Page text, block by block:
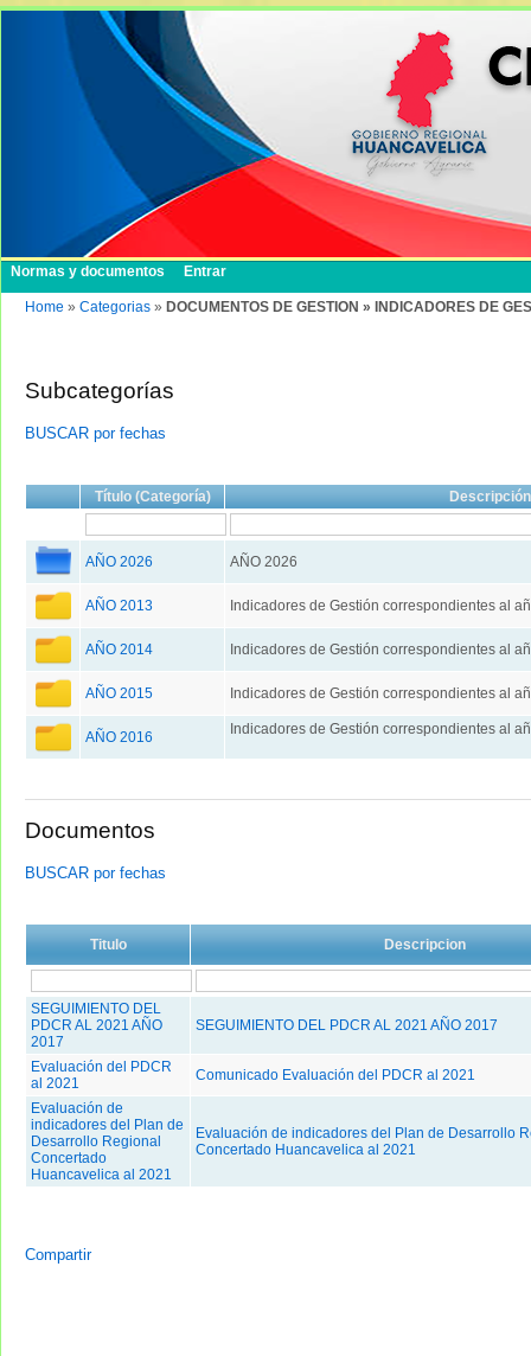
Normas y documentos Entrar
Home » Categorias » DOCUMENTOS DE GESTION » INDICADORES DE
Subcategorías
BUSCAR por fechas
Título (Categoría) Descripción
AÑO 2026 AÑO 2026
AÑO 2013 Indicadores de Gestión correspondientes al
AÑO 2014 Indicadores de Gestión correspondientes al
AÑO 2015 Indicadores de Gestión correspondientes al
AÑO 2016 Indicadores de Gestión correspondientes al
Documentos
BUSCAR por fechas
Titulo Descripcion
SEGUIMIENTO DEL
PDCR AL 2021 AÑO
2017
SEGUIMIENTO DEL PDCR AL 2021 AÑO 2017
Evaluación del PDCR
al 2021
Comunicado Evaluación del PDCR al 2021
Evaluación de
indicadores del Plan de
Desarrollo Regional
Concertado
Huancavelica al 2021
Evaluación de indicadores del Plan de Desarrollo
Concertado Huancavelica al 2021
Compartir